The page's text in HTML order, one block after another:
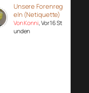
Unsere Forenreg
eln (Netiquette)
Von Konni, Vor 16 St
unden